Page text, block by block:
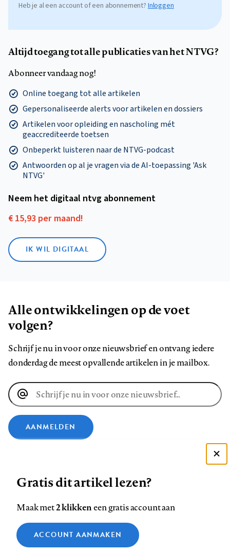
Heb je al een account of een abonnement?Inloggen
Altijd toegang tot alle publicaties van het NTVG?
Abonneer vandaag nog!
Online toegang tot alle artikelen
Gepersonaliseerde alerts voor artikelen en dossiers
Artikelen voor opleiding en nascholing mét
geaccrediteerde toetsen
Onbeperkt luisteren naar de NTVG-podcast
Antwoorden op al je vragen via de AI-toepassing 'Ask
NTVG'
Neem het digitaal ntvg abonnement
€ 15,93 per maand!
IK WIL DIGITAAL
Alle ontwikkelingen op de voet
volgen?
Schrijf je nu in voor onze nieuwsbrief en ontvang iedere
donderdag de meest opvallende artikelen in je mailbox.
E-
mailadres
AANMELDEN
ons
op
Facebook
ons
op
LinkedIn
ons
op
Bluesky
ons
op
Instagram
ons
op
YouTube
ons
Footer
Contact Privacy
Medische vragen verdienen
Gratis dit artikel lezen?
Maak met2 klikkeneen gratis account aan
ACCOUNT AANMAKEN
Zie onze cookie policy
Analytische cookies